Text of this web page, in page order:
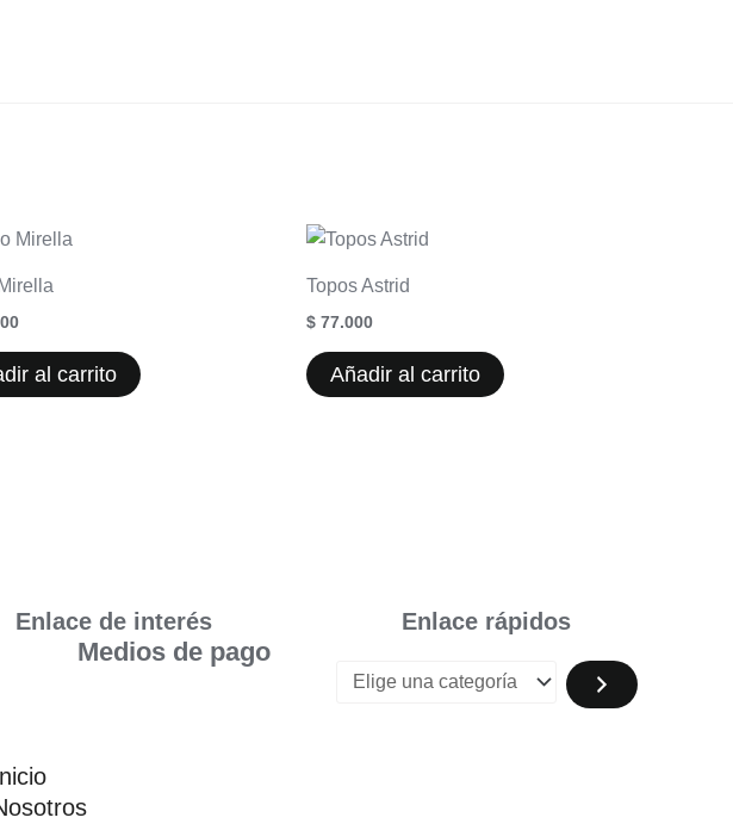
al carrito
Topos Astrid
$ 77.000
Añadir al carrito
Enlace de interés
Medios de pago
Enlace rápidos